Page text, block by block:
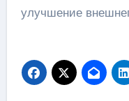
улучшение